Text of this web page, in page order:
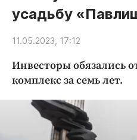
Новости компаний
Статьи
Народные новости
Авто и транспорт
Благоустройство
Культура
Недвижимость и
усадьбу
11.05.2023, 17:12
Инвесторы обязались
комплекс за семь лет.